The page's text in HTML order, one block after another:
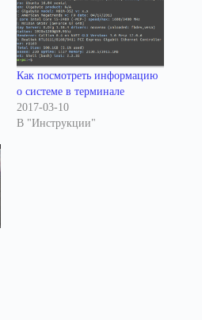
Как посмотреть информацию
о системе в терминале
2017-03-10
В "Инструкции"